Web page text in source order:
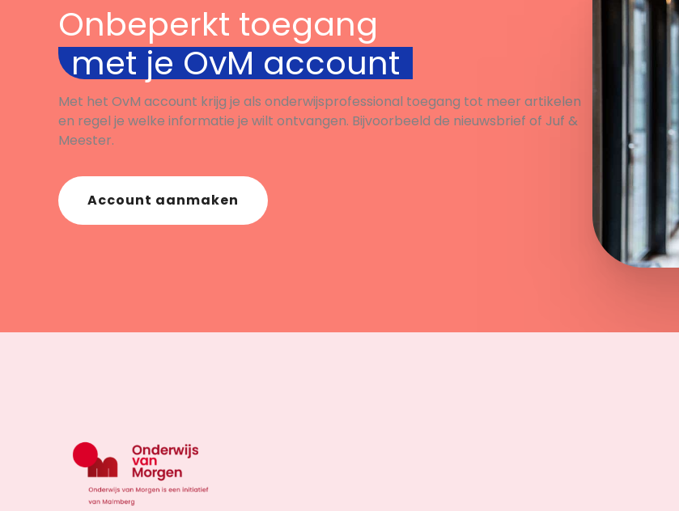
Onbeperkt toegang
met je OvM account
Met het OvM account krijg je als onderwijsprofessional toegang tot meer artikelen
en regel je welke informatie je wilt ontvangen. Bijvoorbeeld de nieuwsbrief of Juf &
Meester.
Account aanmaken